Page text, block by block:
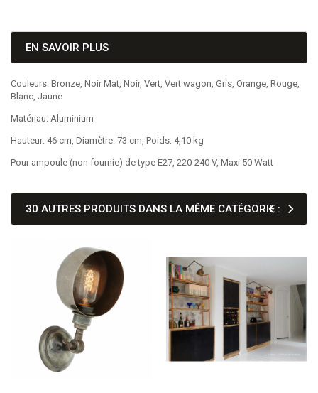
EN SAVOIR PLUS
Couleurs: Bronze, Noir Mat, Noir, Vert, Vert wagon, Gris, Orange, Rouge,
Blanc, Jaune
Matériau: Aluminium
Hauteur: 46 cm, Diamètre: 73 cm, Poids: 4,10 kg
Pour ampoule (non fournie) de type E27, 220-240 V, Maxi 50 Watt
30 AUTRES PRODUITS DANS LA MÊME CATÉGORIE :